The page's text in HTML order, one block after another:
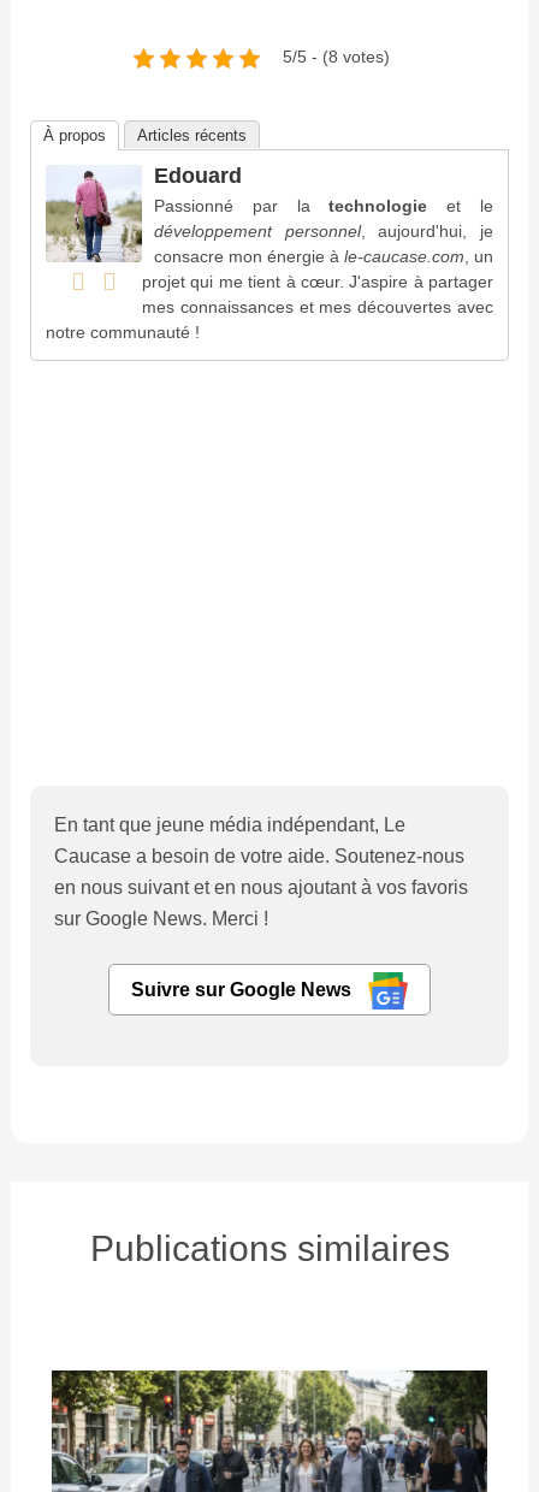
5/5 - (8 votes)
À propos Articles récents
Edouard
Passionné par latechnologie et le
développement personnel, aujourd'hui, je
consacre mon énergie àle-caucase.com, un
projet qui me tient à cœur. J'aspire à partager
mes connaissances et mes découvertes avec
notre communauté !
En tant que jeune média indépendant, Le
Caucase a besoin de votre aide. Soutenez-nous
en nous suivant et en nous ajoutant à vos favoris
sur Google News. Merci !
Suivre sur Google News
Publications similaires